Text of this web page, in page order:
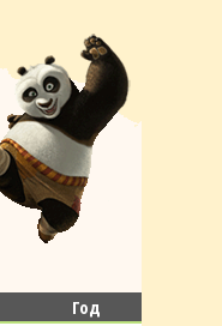
Год